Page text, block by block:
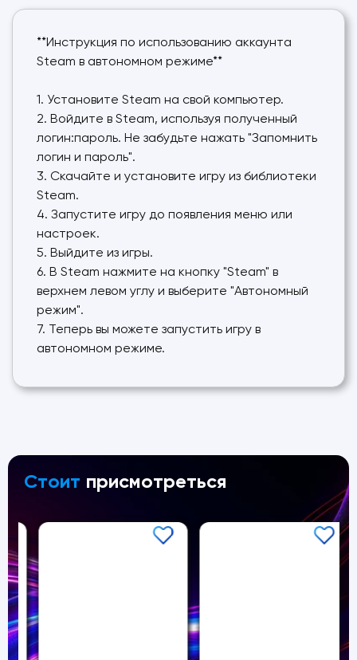
**Инструкция по использованию аккаунта
Steam в автономном режиме**
1. Установите Steam на свой компьютер.
2. Войдите в Steam, используя полученный
логин:пароль. Не забудьте нажать "Запомнить
логин и пароль".
3. Скачайте и установите игру из библиотеки
Steam.
4. Запустите игру до появления меню или
настроек.
5. Выйдите из игры.
6. В Steam нажмите на кнопку "Steam" в
верхнем левом углу и выберите "Автономный
режим".
7. Теперь вы можете запустить игру в
автономном режиме.
Стоит присмотреться